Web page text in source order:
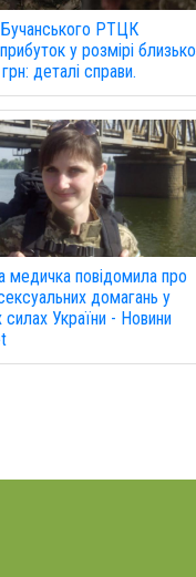
Бучанського РТЦК
у розмірі близько
деталі справи.
медичка повідомила про
домагань у
силах України - Новини